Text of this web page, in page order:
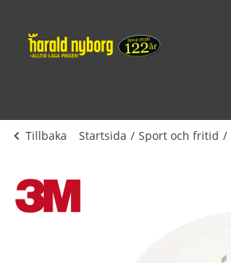
Tillbaka Startsida Sport och fritid